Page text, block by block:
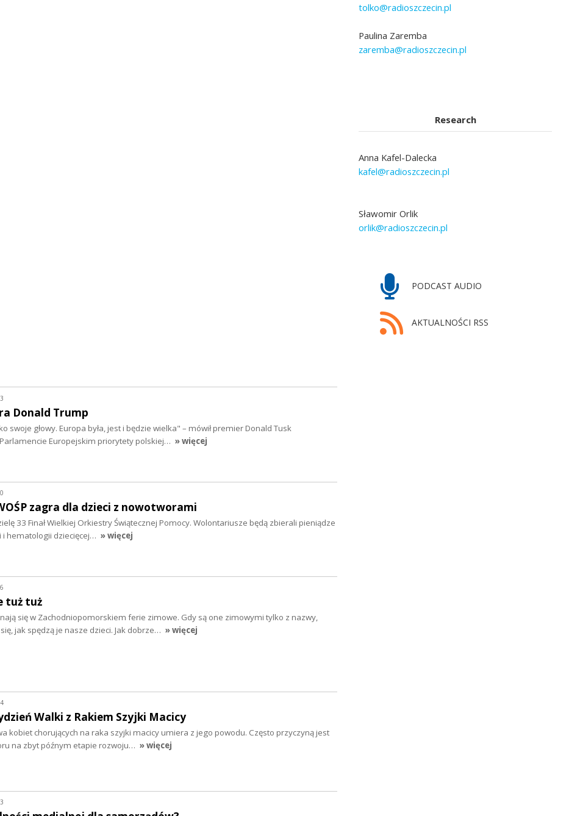
tolko@radioszczecin.pl
Paulina Zaremba
zaremba@radioszczecin.pl
Research
Anna Kafel-Dalecka
kafel@radioszczecin.pl
Sławomir Orlik
orlik@radioszczecin.pl
PODCAST AUDIO
AKTUALNOŚCI RSS
Donald Trump
swoje głowy. Europa była, jest i będzie wielka" – mówił premier Donald Tusk
Europejskim priorytety polskiej… » więcej
zagra dla dzieci z nowotworami
33 Finał Wielkiej Orkiestry Świątecznej Pomocy. Wolontariusze będą zbierali pieniądze
i hematologii dziecięcej… » więcej
tuż tuż
się w Zachodniopomorskiem ferie zimowe. Gdy są one zimowymi tylko z nazwy,
jak spędzą je nasze dzieci. Jak dobrze… » więcej
Walki z Rakiem Szyjki Macicy
kobiet chorujących na raka szyjki macicy umiera z jego powodu. Często przyczyną jest
na zbyt późnym etapie rozwoju… » więcej